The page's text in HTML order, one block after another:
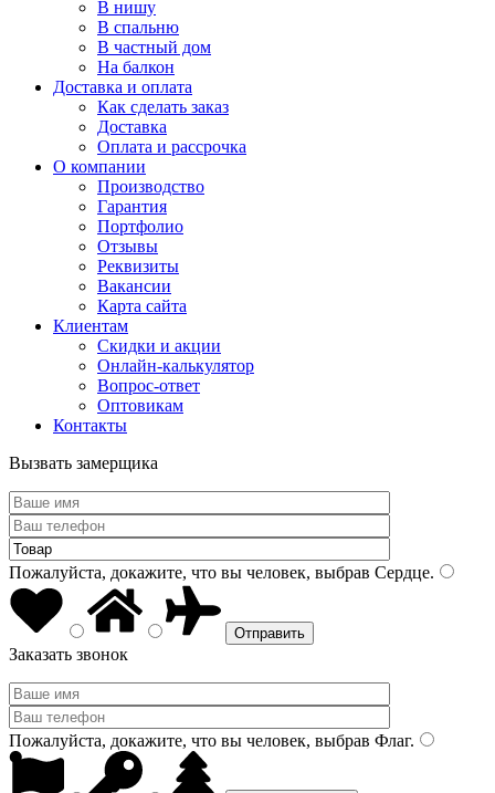
В нишу
В спальню
В частный дом
На балкон
Доставка и оплата
Как сделать заказ
Доставка
Оплата и рассрочка
О компании
Производство
Гарантия
Портфолио
Отзывы
Реквизиты
Вакансии
Карта сайта
Клиентам
Скидки и акции
Онлайн-калькулятор
Вопрос-ответ
Оптовикам
Контакты
Вызвать замерщика
Пожалуйста, докажите, что вы человек, выбрав Сердце.
Заказать звонок
Пожалуйста, докажите, что вы человек, выбрав Флаг.